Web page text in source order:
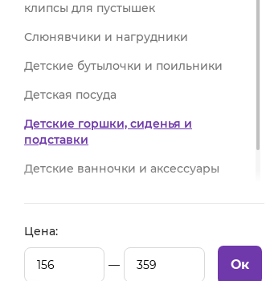
клипсы для пустышек
Слюнявчики и нагрудники
Детские бутылочки и поильники
Детская посуда
Детские горшки, сиденья и
подставки
Детские ванночки и аксессуары
Цена:
Ок